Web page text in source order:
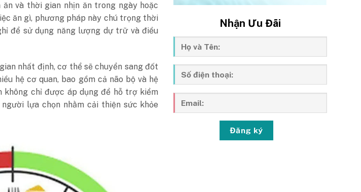
và thời gian nhịn ăn trong ngày hoặc
ăn gì, phương pháp này chú trọng thời
để sử dụng năng lượng dự trữ và điều
nhất định, cơ thể sẽ chuyển sang đốt
hệ cơ quan, bao gồm cả não bộ và hệ
không chỉ được áp dụng để hỗ trợ kiểm
lựa chọn nhằm cải thiện sức khỏe
Nhận Ưu Đãi
Đăng ký